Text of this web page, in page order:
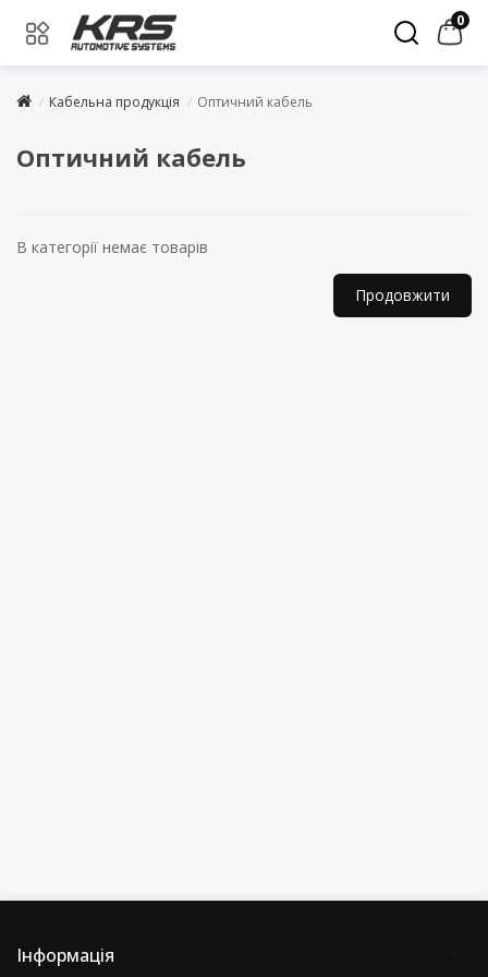
0
Кабельна продукція Оптичний кабель
Оптичний кабель
В категорії немає товарів
Продовжити
Інформація